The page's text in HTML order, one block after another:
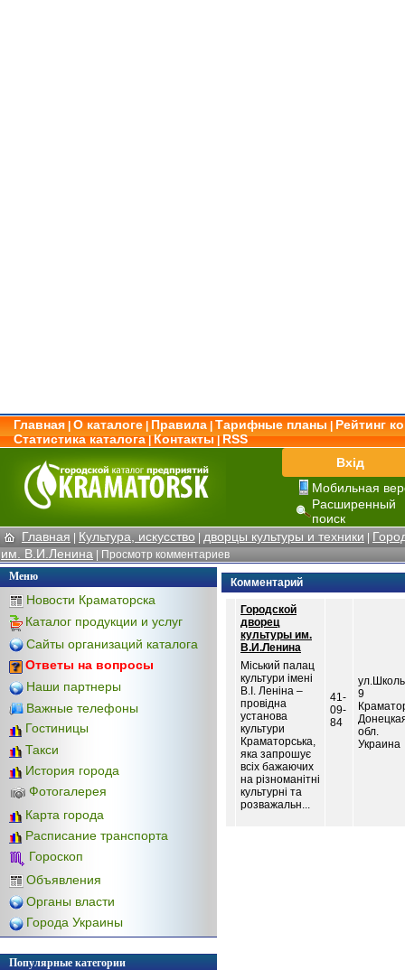
Главная О каталоге Правила Тарифные планы
Рейтинг
Статистика каталога|Контакты|RSS
Вхід
Мобильная
Расширенный
поиск
Главная | Культура, искусство | дворцы культуры и техники |
им. В.И.Ленина | Просмотр комментариев
Меню
Новости Краматорска
Каталог продукции и услуг
Сайты организаций каталога
Ответы на вопросы
Наши партнеры
Важные телефоны
Гостиницы
Такси
История города
Фотогалерея
Карта города
Расписание транспорта
Гороскоп
Объявления
Органы власти
Города Украины
Популярные категории
Комментарий
Городской
дворец
культуры им.
В.И.Ленина
Міський палац
культури імені
В.І. Леніна –
провідна
установа
культури
Краматорська,
яка запрошує
всіх бажаючих
на різноманітні
культурні та
розважальн...
41-
09-
84
9
обл.
Украина